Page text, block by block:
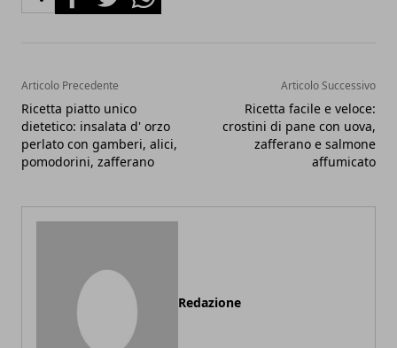
Articolo Precedente
Ricetta piatto unico
dietetico: insalata d' orzo
perlato con gamberi, alici,
pomodorini, zafferano
Articolo Successivo
Ricetta facile e veloce:
crostini di pane con uova,
zafferano e salmone
affumicato
Redazione